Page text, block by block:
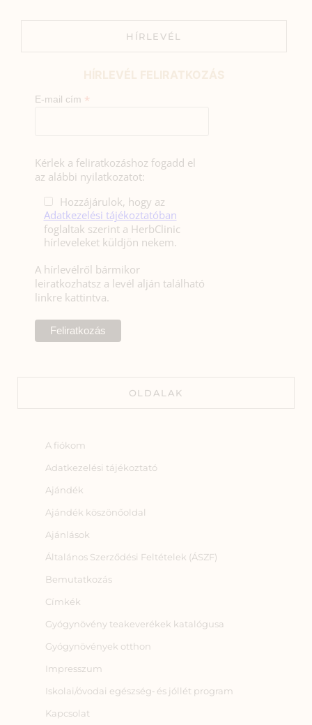
HÍRLEVÉL
E-mail cím *
Kérlek a feliratkozáshoz fogadd el
az alábbi nyilatkozatot:
Hozzájárulok, hogy az
Adatkezelési tájékoztatóban
foglaltak szerint a HerbClinic
hírleveleket küldjön nekem.
A hírlevélről bármikor
leiratkozhatsz a levél alján található
linkre kattintva.
OLDALAK
A fiókom
Adatkezelési tájékoztató
Ajándék
Ajándék köszönőoldal
Ajánlások
Általános Szerződési Feltételek (ÁSZF)
Bemutatkozás
Címkék
Gyógynövény teakeverékek katalógusa
Gyógynövények otthon
Impresszum
Iskolai/óvodai egészség‑ és jóllét program
Kapcsolat